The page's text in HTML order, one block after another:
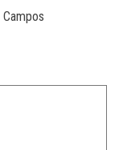
Campos